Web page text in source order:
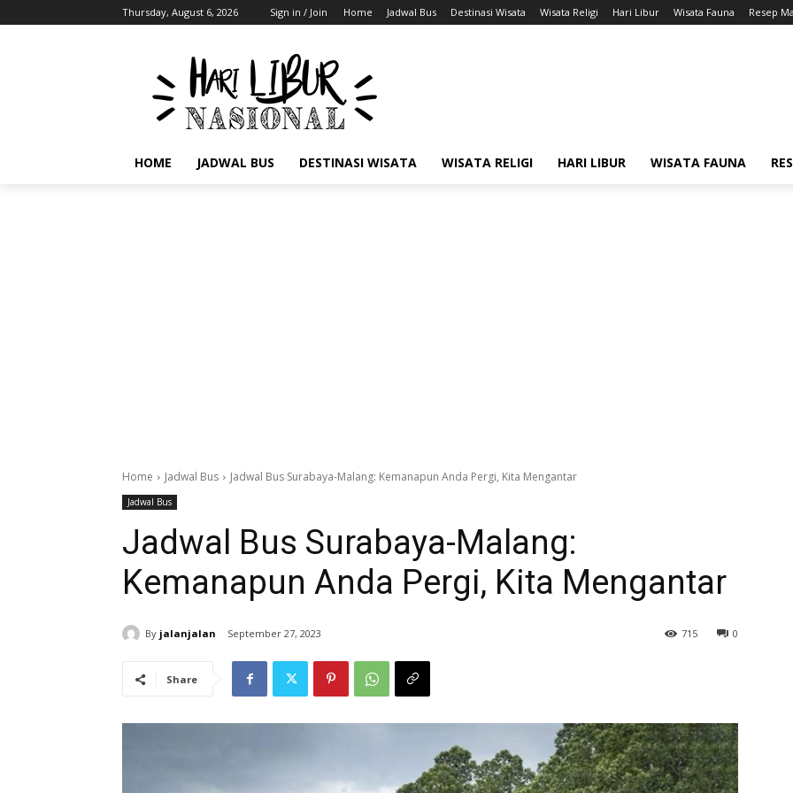
Thursday, August 6, 2026 Sign in / Join Home Jadwal Bus Destinasi Wisata Wisata Religi Hari Libur Wisata Fauna Resep
HOME JADWAL BUS DESTINASI WISATA WISATA RELIGI HARI LIBUR WISATA FAUNA
Home Jadwal Bus Jadwal Bus Surabaya-Malang: Kemanapun Anda Pergi, Kita Mengantar
Jadwal Bus
Jadwal Bus Surabaya-Malang:
Kemanapun Anda Pergi, Kita Mengantar
By jalanjalan September 27, 2023 0
715
Share